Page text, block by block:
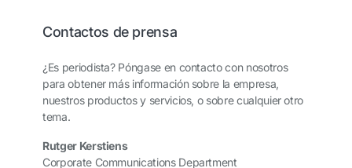
Contactos de prensa
¿Es periodista? Póngase en contacto con nosotros
para obtener más información sobre la empresa,
nuestros productos y servicios, o sobre cualquier otro
tema.
Rutger Kerstiens
Corporate Communications Department